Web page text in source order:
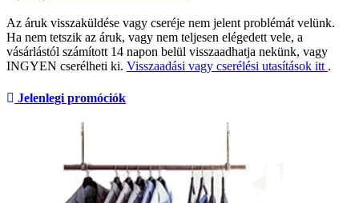
Az áruk visszaküldése vagy cseréje nem jelent problémát velünk.
Ha nem tetszik az áruk, vagy nem teljesen elégedett vele, a
vásárlástól számított 14 napon belül visszaadhatja nekünk, vagy
INGYEN cserélheti ki. Visszaadási vagy cserélési utasítások itt .
Jelenlegi promóciók